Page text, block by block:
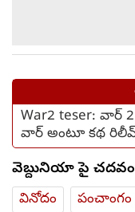
War2 teser: వార్
వార్ అంటూ కథ
వెబ్దునియా పై
వినోదం
పంచాంగం